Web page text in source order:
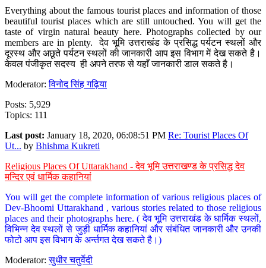
Everything about the famous tourist places and information of those
beautiful tourist places which are still untouched. You will get the
taste of virgin natural beauty here. Photographs collected by our
members are in plenty. देव भूमि उत्तराखंड के प्रसिद्ध पर्यटन स्थलों और
दूरस्थ और अछूते पर्यटन स्थलों की जानकारी आप इस विभाग में देख सकते है।
केवल पंजीकृत सदस्य ही अपने तरफ से यहाँ जानकारी डाल सकते है।
Moderator:विनोद सिंह गढ़िया
Posts: 5,929
Topics: 111
Last post: January 18, 2020, 06:08:51 PM Re: Tourist Places Of
Ut... by Bhishma Kukreti
Religious Places Of Uttarakhand - देव भूमि उत्तराखण्ड के प्रसिद्ध देव
मन्दिर एवं धार्मिक कहानियां
You will get the complete information of various religious places of
Dev-Bhoomi Uttarakhand , various stories related to those religious
places and their photographs here. ( देव भूमि उत्तराखंड के धार्मिक स्थलों,
विभिन्न देव स्थलों से जुड़ी धार्मिक कहानियां और संबंधित जानकारी और उनकी
फोटो आप इस विभाग के अर्न्तगत देख सकते है।)
Moderator:सुधीर चतुर्वेदी